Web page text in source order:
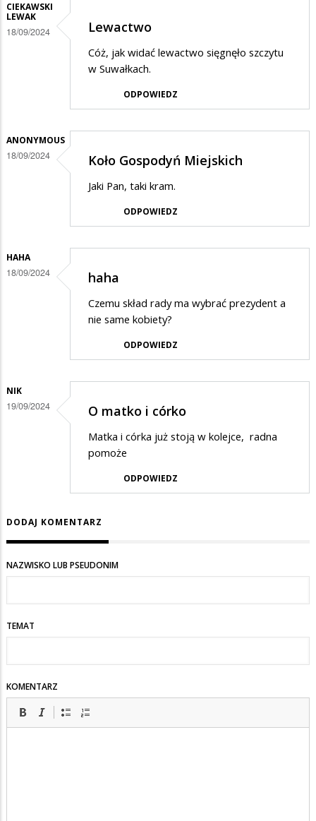
CIEKAWSKI
LEWAK
18/09/2024 Lewactwo
Cóż, jak widać lewactwo sięgnęło szczytu
w Suwałkach.
ODPOWIEDZ
ANONYMOUS
18/09/2024 Koło Gospodyń Miejskich
Jaki Pan, taki kram.
ODPOWIEDZ
HAHA
18/09/2024 haha
Czemu skład rady ma wybrać prezydent a
nie same kobiety?
ODPOWIEDZ
NIK
19/09/2024 O matko i córko
Matka i córka już stoją w kolejce, radna
pomoże
ODPOWIEDZ
DODAJ KOMENTARZ
NAZWISKO LUB PSEUDONIM
TEMAT
KOMENTARZ